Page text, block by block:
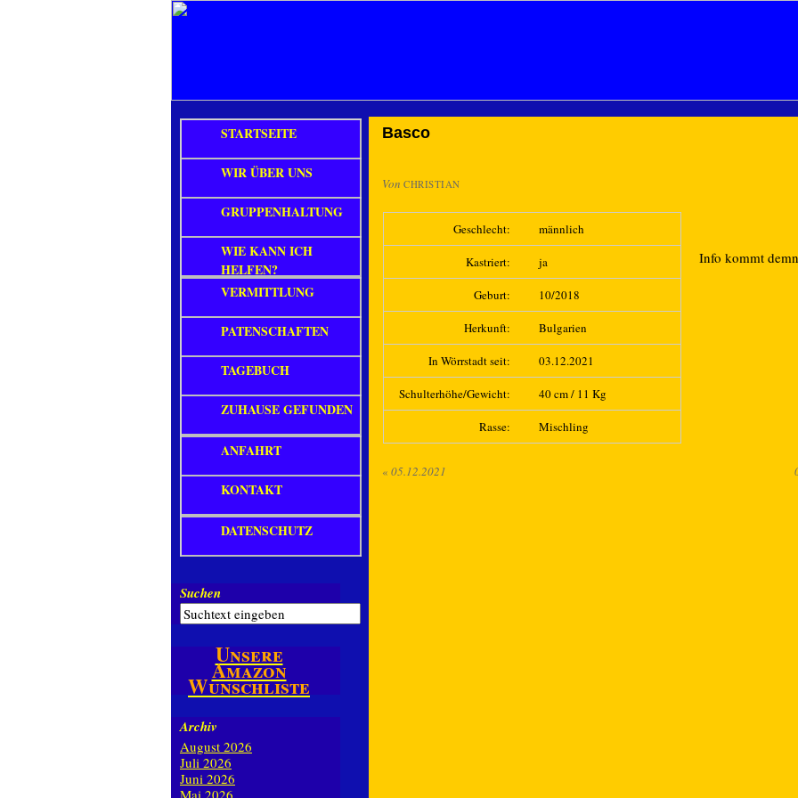
Basco
Von CHRISTIAN
Geschlecht: männlich
Kastriert: ja
Geburt: 10/2018
Herkunft: Bulgarien
In Wörrstadt seit: 03.12.2021
Schulterhöhe/Gewicht: 40 cm / 11 Kg
Rasse: Mischling
Info kommt
« 05.12.2021
STARTSEITE
WIR ÜBER UNS
GRUPPENHALTUNG
WIE KANN ICH
HELFEN?
VERMITTLUNG
PATENSCHAFTEN
TAGEBUCH
ZUHAUSE GEFUNDEN
ANFAHRT
KONTAKT
DATENSCHUTZ
Suchen
Unsere
Amazon
Wunschliste
Archiv
August 2026
Juli 2026
Juni 2026
Mai 2026